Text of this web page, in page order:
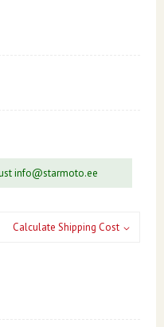
info@starmoto.ee
Calculate Shipping Cost